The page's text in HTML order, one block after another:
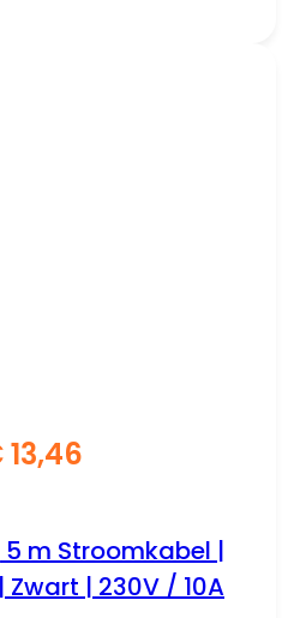
13,46
5 m Stroomkabel |
Zwart | 230V / 10A